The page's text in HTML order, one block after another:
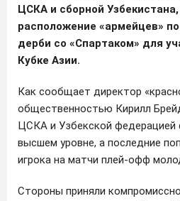
ЦСКА и сборной
расположение «армейцев»
дерби со «Спартаком» для
Кубке Азии.
Как сообщает директор
общественностью Кирилл
ЦСКА и Узбекской федерацией
высшем уровне, а последние
игрока на матчи плей-офф
Стороны приняли